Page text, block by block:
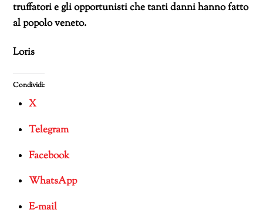
truffatori e gli opportunisti che tanti danni hanno fatto
al popolo veneto.
Loris
Condividi:
X
Telegram
Facebook
WhatsApp
E-mail